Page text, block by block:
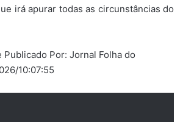
irá apurar todas as circunstâncias do
Publicado Por: Jornal Folha do
10:07:55